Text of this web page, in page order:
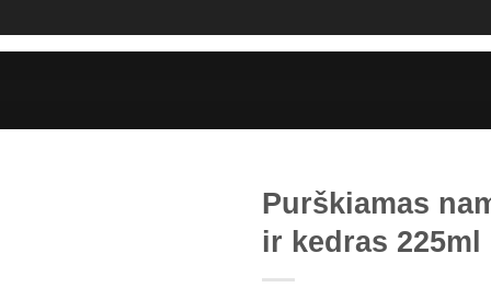
Purškiamas
ir kedras 225ml